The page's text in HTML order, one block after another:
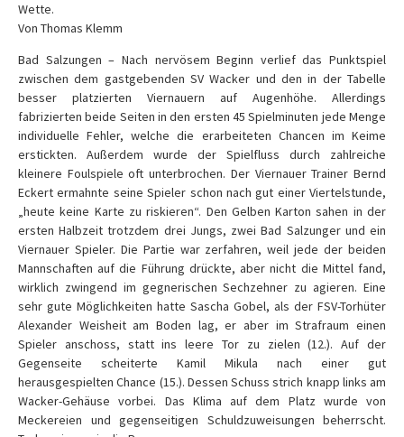
Wette.
Von Thomas Klemm
Bad Salzungen – Nach nervösem Beginn verlief das Punktspiel
zwischen dem gastgebenden SV Wacker und den in der Tabelle
besser platzierten Viernauern auf Augenhöhe. Allerdings
fabrizierten beide Seiten in den ersten 45 Spielminuten jede Menge
individuelle Fehler, welche die erarbeiteten Chancen im Keime
erstickten. Außerdem wurde der Spielfluss durch zahlreiche
kleinere Foulspiele oft unterbrochen. Der Viernauer Trainer Bernd
Eckert ermahnte seine Spieler schon nach gut einer Viertelstunde,
„heute keine Karte zu riskieren“. Den Gelben Karton sahen in der
ersten Halbzeit trotzdem drei Jungs, zwei Bad Salzunger und ein
Viernauer Spieler. Die Partie war zerfahren, weil jede der beiden
Mannschaften auf die Führung drückte, aber nicht die Mittel fand,
wirklich zwingend im gegnerischen Sechzehner zu agieren. Eine
sehr gute Möglichkeiten hatte Sascha Gobel, als der FSV-Torhüter
Alexander Weisheit am Boden lag, er aber im Strafraum einen
Spieler anschoss, statt ins leere Tor zu zielen (12.). Auf der
Gegenseite scheiterte Kamil Mikula nach einer gut
herausgespielten Chance (15.). Dessen Schuss strich knapp links am
Wacker-Gehäuse vorbei. Das Klima auf dem Platz wurde von
Meckereien und gegenseitigen Schuldzuweisungen beherrscht.